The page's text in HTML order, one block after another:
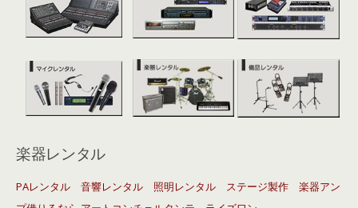
楽器レンタル
PAレンタル 音響レンタル 照明レンタル ステージ製作 楽器アン